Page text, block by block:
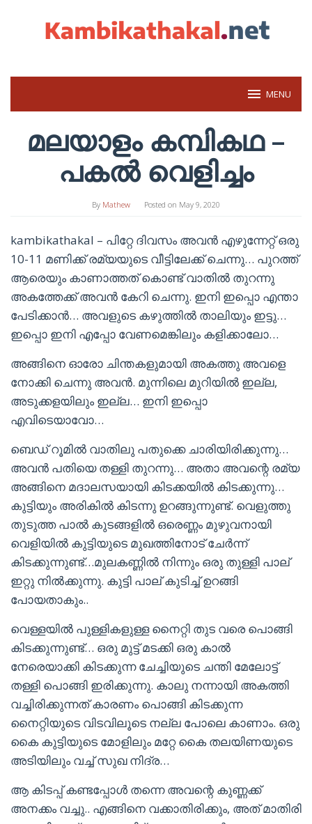
MENU
മലയാളം കമ്പികഥ –
പകൽ വെളിച്ചം
By Mathew Posted on May 9, 2020
kambikathakal – പിറ്റേ ദിവസം അവൻ എഴുന്നേറ്റ് ഒരു
10-11 മണിക്ക് രമ്യയുടെ വീട്ടിലേക്ക് ചെന്നു… പുറത്ത്
ആരെയും കാണാത്തത് കൊണ്ട് വാതിൽ തുറന്നു
അകത്തേക്ക് അവൻ കേറി ചെന്നു. ഇനി ഇപ്പൊ എന്താ
പേടിക്കാൻ… അവളുടെ കഴുത്തിൽ താലിയും ഇട്ടു…
ഇപ്പൊ ഇനി എപ്പോ വേണമെങ്കിലും കളിക്കാലോ…
അങ്ങിനെ ഓരോ ചിന്തകളുമായി അകത്തു അവളെ
നോക്കി ചെന്നു അവൻ. മുന്നിലെ മുറിയിൽ ഇല്ല,
അടുക്കളയിലും ഇല്ല… ഇനി ഇപ്പൊ
എവിടെയാവോ…
ബെഡ് റൂമിൽ വാതിലു പതുക്കെ ചാരിയിരിക്കുന്നു…
അവൻ പതിയെ തള്ളി തുറന്നു… അതാ അവന്റെ രമ്യ
അങ്ങിനെ മദാലസയായി കിടക്കയിൽ കിടക്കുന്നു…
കുട്ടിയും അരികിൽ കിടന്നു ഉറങ്ങുന്നുണ്ട്. വെളുത്തു
തുടുത്ത പാൽ കുടങ്ങളിൽ ഒരെണ്ണം മുഴുവനായി
വെളിയിൽ കുട്ടിയുടെ മുഖത്തിനോട് ചേർന്ന്
കിടക്കുന്നുണ്ട്…മുലകണ്ണിൽ നിന്നും ഒരു തുള്ളി പാല്
ഇറ്റു നിൽക്കുന്നു. കുട്ടി പാല് കുടിച്ച് ഉറങ്ങി
പോയതാകും..
വെള്ളയിൽ പുള്ളികളുള്ള നൈറ്റി തുട വരെ പൊങ്ങി
കിടക്കുന്നുണ്ട്… ഒരു മുട്ട് മടക്കി ഒരു കാൽ
നേരെയാക്കി കിടക്കുന്ന ചേച്ചിയുടെ ചന്തി മേലോട്ട്
തള്ളി പൊങ്ങി ഇരിക്കുന്നു. കാലു നന്നായി അകത്തി
വച്ചിരിക്കുന്നത് കാരണം പൊങ്ങി കിടക്കുന്ന
നൈറ്റിയുടെ വിടവിലൂടെ നല്ല പോലെ കാണാം. ഒരു
കൈ കുട്ടിയുടെ മോളിലും മറ്റേ കൈ തലയിണയുടെ
അടിയിലും വച്ച് സുഖ നിദ്ര…
ആ കിടപ്പ് കണ്ടപ്പോൾ തന്നെ അവന്റെ കുണ്ണക്ക്
അനക്കം വച്ചു.. എങ്ങിനെ വക്കാതിരിക്കും, അത് മാതിരി